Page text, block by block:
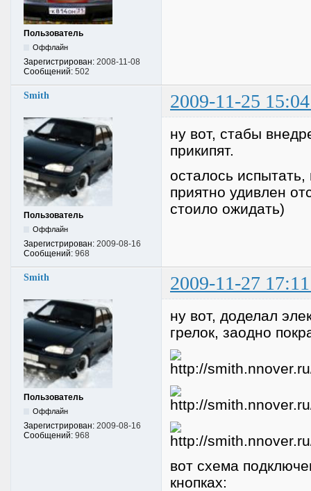
Пользователь
Оффлайн
Зарегистрирован: 2008-11-08
Сообщений: 502
Smith 2009-11-25
Пользователь
Оффлайн
Зарегистрирован: 2009-08-16
Сообщений: 968
ну вот, стабы
прикипят.
осталось
приятно удивлен
стоило ожидать)
Smith 2009-11-27
Пользователь
Оффлайн
Зарегистрирован: 2009-08-16
Сообщений: 968
ну вот, доделал
грелок, заодно
вот схема
кнопках: